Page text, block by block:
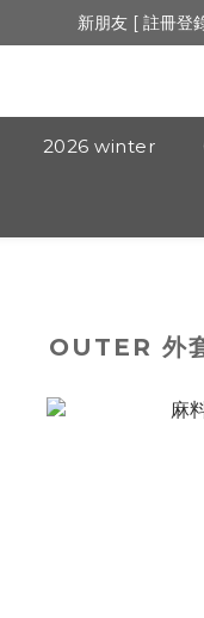
🔺「會員制」
新朋友 [ 註冊登
🔺「會員制
2026 winter
OUTER 外